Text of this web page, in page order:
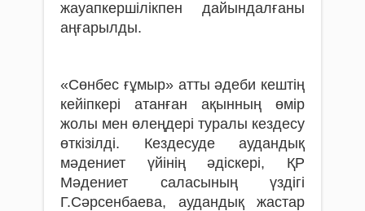
жауапкершілікпен дайындалғаны
аңғарылды.
«Сөнбес ғұмыр» атты әдеби кештің
кейіпкері атанған ақынның өмір
жолы мен өлеңдері туралы кездесу
өткізілді. Кездесуде аудандық
мәдениет үйінің әдіскері, ҚР
Мәдениет саласының үздігі
Г.Сәрсенбаева, аудандық жастар